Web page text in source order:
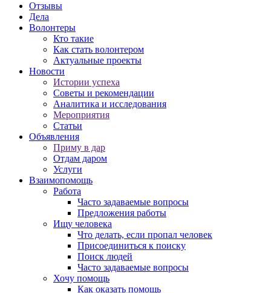
Отзывы
Дела
Волонтеры
Кто такие
Как стать волонтером
Актуальные проекты
Новости
Истории успеха
Советы и рекомендации
Аналитика и исследования
Мероприятия
Статьи
Объявления
Приму в дар
Отдам даром
Услуги
Взаимопомощь
Работа
Часто задаваемые вопросы
Предложения работы
Ищу человека
Что делать, если пропал человек
Присоединиться к поиску
Поиск людей
Часто задаваемые вопросы
Хочу помощь
Как оказать помощь